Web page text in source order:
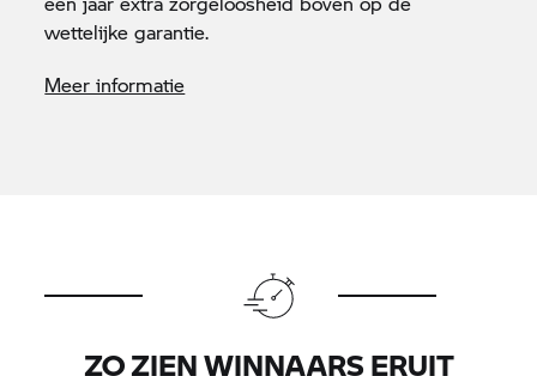
wettelijkegarantie.
Meer informatie
ZO ZIEN WINNAARS ERUIT